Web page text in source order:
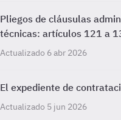
Pliegos de cláusulas
técnicas: artículos 121 a
Actualizado 6 abr 2026
El expediente de
Actualizado 5 jun 2026